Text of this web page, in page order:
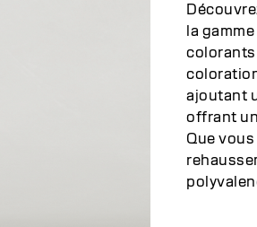
la
ajoutant
offrant
Que